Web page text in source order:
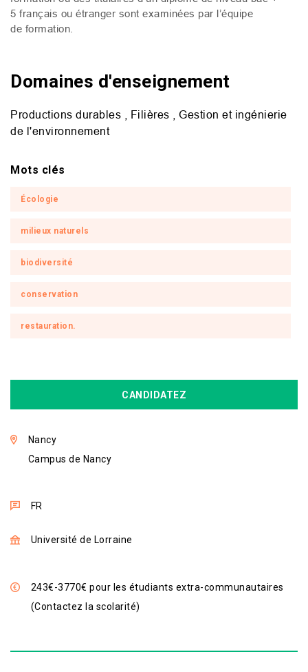
5 français ou étranger sont examinées par l’équipe
de formation.
Domaines d'enseignement
Productions durables , Filières , Gestion et ingénierie
de l'environnement
Mots clés
Écologie
milieux naturels
biodiversité
conservation
restauration.
CANDIDATEZ
Nancy
Campus de Nancy
FR
Université de Lorraine
243€-3770€ pour les étudiants extra-communautaires
(Contactez la scolarité)